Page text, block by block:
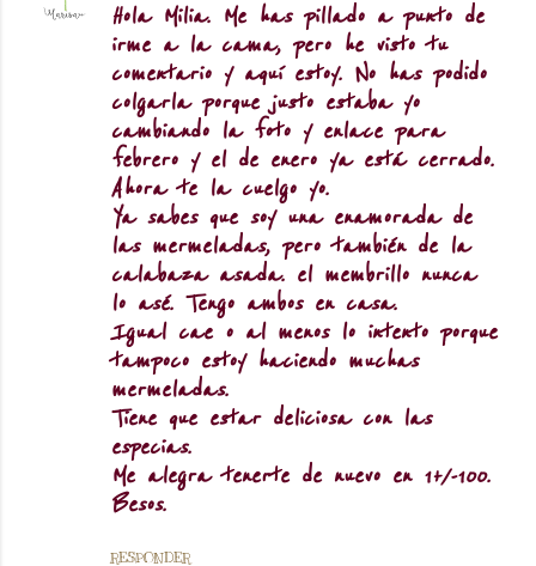
Hola Milia. Me has pillado a punto de
irme a la cama, pero he visto tu
comentario y aquí estoy. No has podido
colgarla porque justo estaba yo
cambiando la foto y enlace para
febrero y el de enero ya está cerrado.
Ahora te la cuelgo yo.
Ya sabes que soy una enamorada de
las mermeladas, pero también de la
calabaza asada. el membrillo nunca
lo asé. Tengo ambos en casa.
Igual cae o al menos lo intento porque
tampoco estoy haciendo muchas
mermeladas.
Tiene que estar deliciosa con las
especias.
Me alegra tenerte de nuevo en 1+/-100.
Besos.
RESPONDER